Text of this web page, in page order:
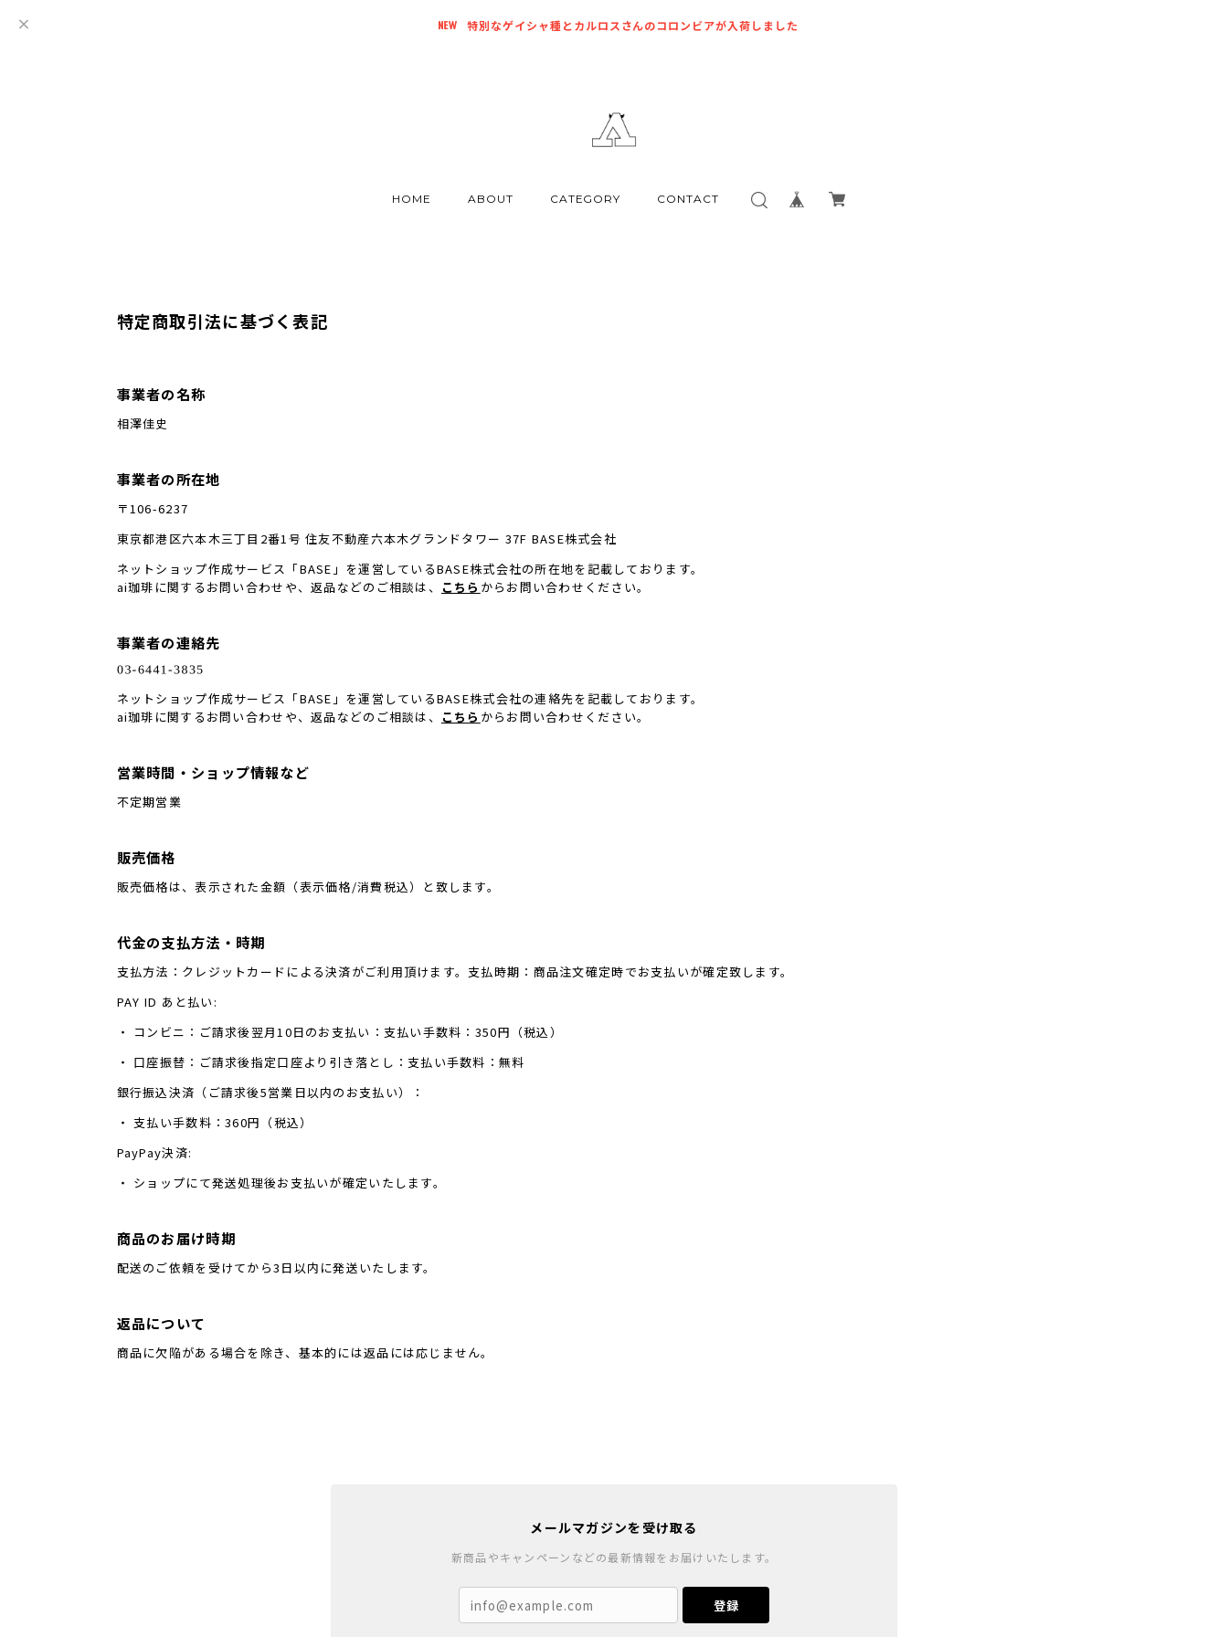
特別なゲイシャ種とカルロスさんのコロンビアが入荷しました
HOME ABOUT CATEGORY CONTACT
特定商取引法に基づく表記
事業者の名称
相澤佳史
事業者の所在地
〒106-6237
東京都港区六本木三丁目2番1号 住友不動産六本木グランドタワー 37F BASE株式会社
ネットショップ作成サービス「BASE」を運営しているBASE株式会社の所在地を記載しております。
ai珈琲に関するお問い合わせや、返品などのご相談は、 こちら からお問い合わせください。
事業者の連絡先
ネットショップ作成サービス「BASE」を運営しているBASE株式会社の連絡先を記載しております。
ai珈琲に関するお問い合わせや、返品などのご相談は、 こちら からお問い合わせください。
営業時間・ショップ情報など
不定期営業
販売価格
販売価格は、表示された金額（表示価格/消費税込）と致します。
代金の支払方法・時期
支払方法：クレジットカードによる決済がご利用頂けます。支払時期：商品注文確定時でお支払いが確定致します。
PAY ID あと払い:
・ コンビニ：ご請求後翌月10日のお支払い：支払い手数料：350円（税込）
・ 口座振替：ご請求後指定口座より引き落とし：支払い手数料：無料
銀行振込決済（ご請求後5営業日以内のお支払い）：
・ 支払い手数料：360円（税込）
PayPay決済:
・ ショップにて発送処理後お支払いが確定いたします。
商品のお届け時期
配送のご依頼を受けてから3日以内に発送いたします。
返品について
商品に欠陥がある場合を除き、基本的には返品には応じません。
メールマガジンを受け取る
新商品やキャンペーンなどの最新情報をお届けいたします。
登録